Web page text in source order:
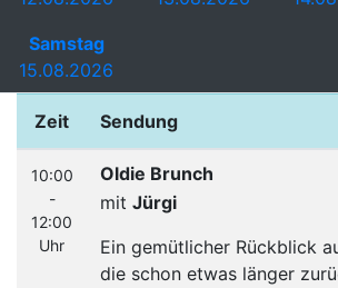
Samstag
15.08.2026
Zeit Sendung
10:00
-
12:00
Uhr
Oldie Brunch
mit Jürgi
Ein gemütlicher Rückblick
die schon etwas länger